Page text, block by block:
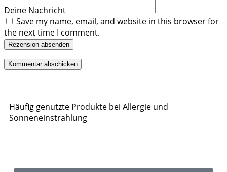
Deine Nachricht
Save my name, email, and website in this browser for
the next time I comment.
Rezension absenden
Häufig genutzte Produkte bei Allergie und
Sonneneinstrahlung